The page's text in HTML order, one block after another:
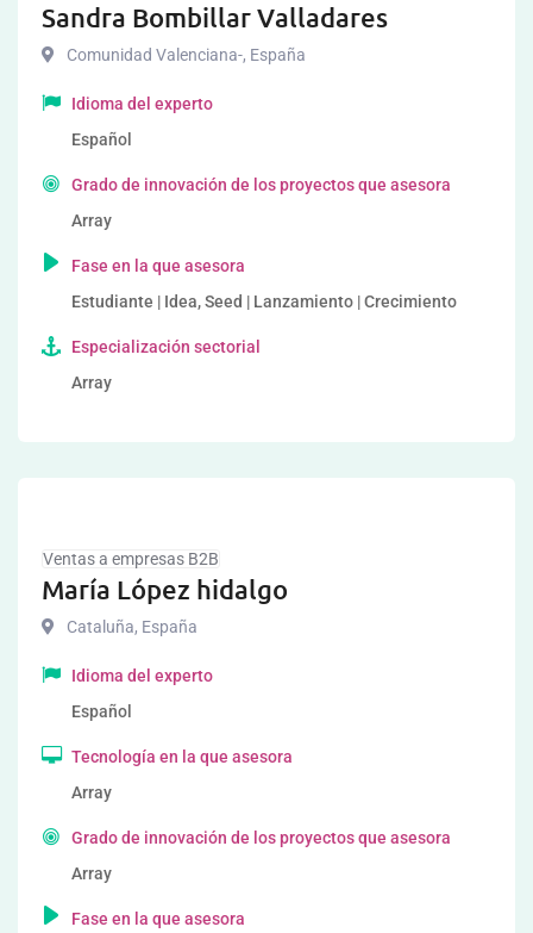
Sandra Bombillar Valladares
Comunidad Valenciana-, España
Idioma del experto
Español
Grado de innovación de los proyectos que asesora
Array
Fase en la que asesora
Estudiante | Idea, Seed | Lanzamiento | Crecimiento
Especialización sectorial
Array
Ventas a empresas B2B
María López hidalgo
Cataluña, España
Idioma del experto
Español
Tecnología en la que asesora
Array
Grado de innovación de los proyectos que asesora
Array
Fase en la que asesora